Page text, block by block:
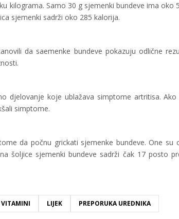
kilograma. Samo 30 g sjemenki bundeve ima oko
sjemenki sadrži oko 285 kalorija.
da saemenke bundeve pokazuju odlične
djelovanje koje ublažava simptome artritisa.
simptome.
da počnu grickati sjemenke bundeve. One su
šoljice sjemenki bundeve sadrži čak 17 posto
VITAMINI LIJEK PREPORUKA UREDNIKA